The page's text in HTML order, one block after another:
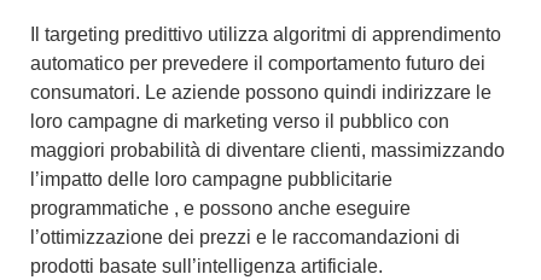
targeting predittivo utilizza algoritmi di apprendimento
automatico per prevedere il comportamento futuro dei
consumatori. Le aziende possono quindi indirizzare le
loro campagne di marketing verso il pubblico con
maggiori probabilità di diventare clienti, massimizzando
l’impatto delle loro campagne pubblicitarie
programmatiche , e possono anche eseguire
l’ottimizzazione dei prezzi e le raccomandazioni di
prodotti basate sull’intelligenza artificiale.